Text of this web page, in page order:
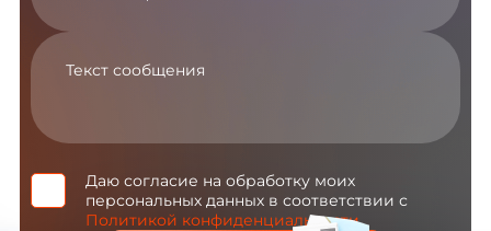
Даю согласие на обработку моих
персональных данных в соответствии с
Политикой конфиденциальности